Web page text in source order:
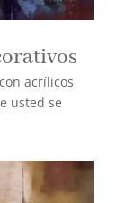
acrílicos
usted se